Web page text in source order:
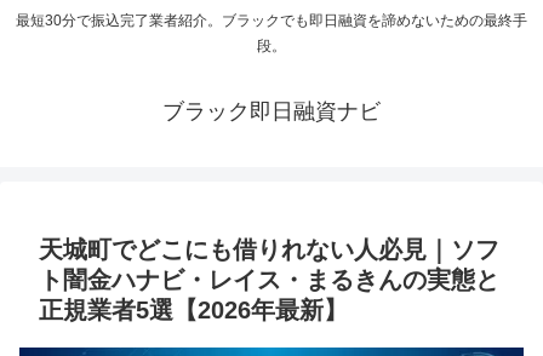
最短30分で振込完了業者紹介。ブラックでも即日融資を諦めないための最終手
段。
ブラック即日融資ナビ
天城町でどこにも借りれない人必見｜ソフ
ト闇金ハナビ・レイス・まるきんの実態と
正規業者5選【2026年最新】